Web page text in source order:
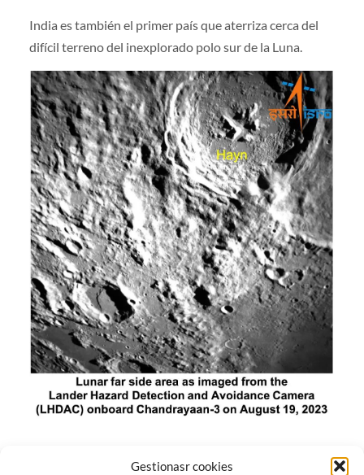
Gestionasr cookies
India es también el primer país que aterriza cerca del
difícil terreno del inexplorado polo sur de la Luna.